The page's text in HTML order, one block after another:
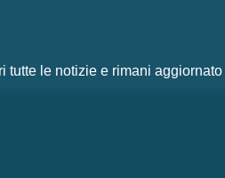
tutte le notizie e rimani